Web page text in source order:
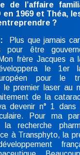
de l’affaire
en 1969 et Théa,
?
Plus que jamais
être
frère Jacques a
le 1er
pour le
le premier laser au
de la
devenir n° 1 dans
Pour ma
recherche
à Transphyto, la